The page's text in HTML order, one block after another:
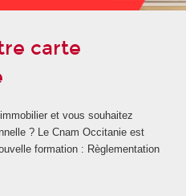
carte
et vous souhaitez
? Le Cnam Occitanie est
formation : Règlementation